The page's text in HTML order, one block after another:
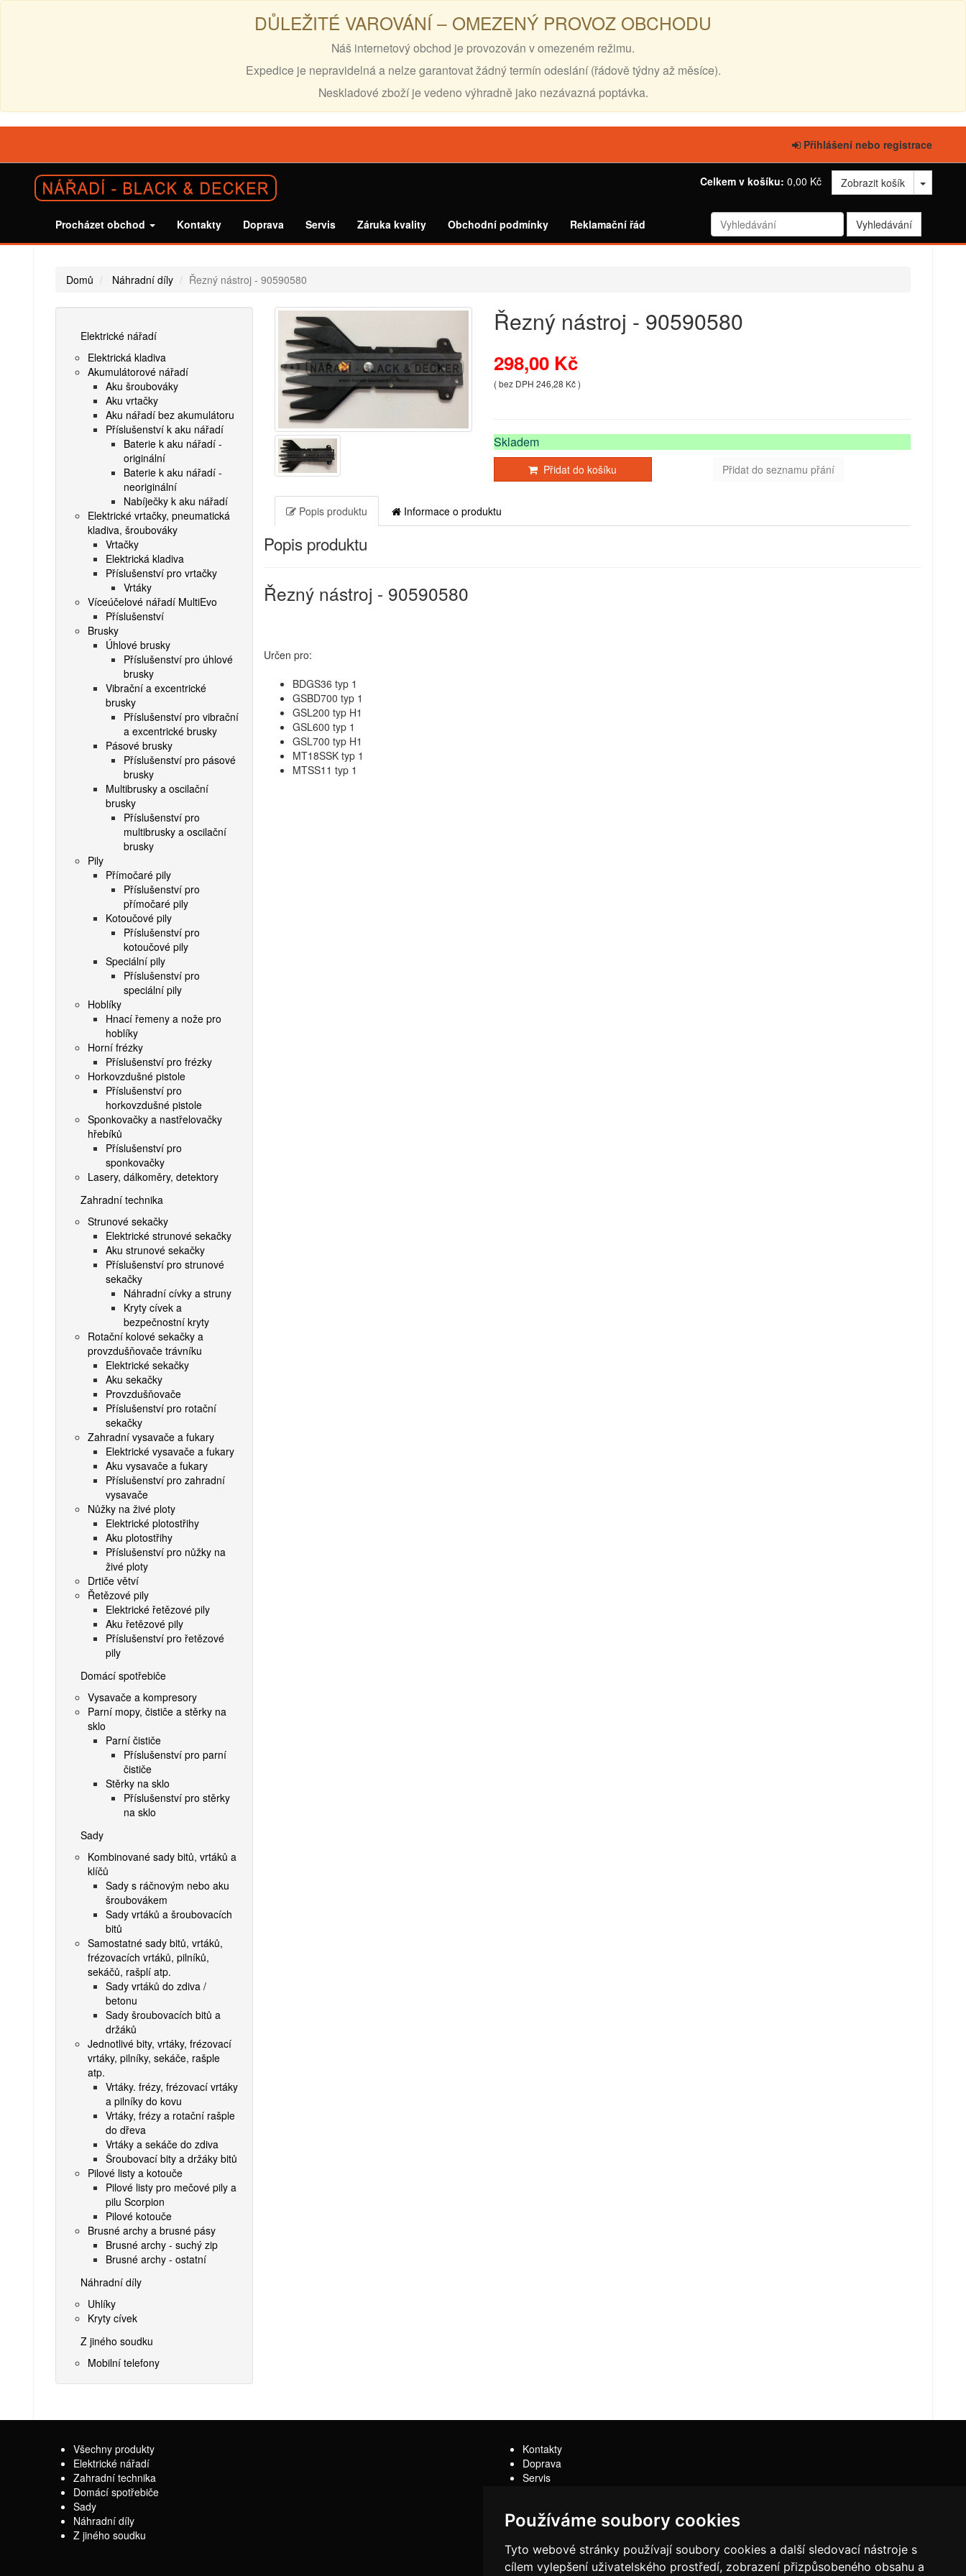
Používáme soubory cookies
Tyto webové stránky používají soubory cookies a další sledovací nástroje s
cílem vylepšení uživatelského prostředí, zobrazení přizpůsobeného obsahu a
DŮLEŽITÉ VAROVÁNÍ – OMEZENÝ PROVOZ OBCHODU
Náš internetový obchod je provozován v omezeném režimu.
Expedice je nepravidelná a nelze garantovat žádný termín odeslání (řádově týdny až měsíce).
Neskladové zboží je vedeno výhradně jako nezávazná poptávka.
Přihlášení nebo registrace
Celkem v košíku: 0,00 Kč Zobrazit košík
Procházet obchod Kontakty Doprava Servis Záruka kvality Obchodní podmínky Reklamační řád
Domů Náhradní díly Řezný nástroj - 90590580
Elektrické nářadí
Elektrická kladiva
Akumulátorové nářadí
Aku šroubováky
Aku vrtačky
Aku nářadí bez akumulátoru
Příslušenství k aku nářadí
Baterie k aku nářadí -
originální
Baterie k aku nářadí -
neoriginální
Nabíječky k aku nářadí
Elektrické vrtačky, pneumatická
kladiva, šroubováky
Vrtačky
Elektrická kladiva
Příslušenství pro vrtačky
Vrtáky
Víceúčelové nářadí MultiEvo
Příslušenství
Brusky
Úhlové brusky
Příslušenství pro úhlové
brusky
Vibrační a excentrické
brusky
Příslušenství pro vibrační
a excentrické brusky
Pásové brusky
Příslušenství pro pásové
brusky
Multibrusky a oscilační
brusky
Příslušenství pro
multibrusky a oscilační
brusky
Pily
Přímočaré pily
Příslušenství pro
přímočaré pily
Kotoučové pily
Příslušenství pro
kotoučové pily
Speciální pily
Příslušenství pro
speciální pily
Hoblíky
Hnací řemeny a nože pro
hoblíky
Horní frézky
Příslušenství pro frézky
Horkovzdušné pistole
Příslušenství pro
horkovzdušné pistole
Sponkovačky a nastřelovačky
hřebíků
Příslušenství pro
sponkovačky
Lasery, dálkoměry, detektory
Zahradní technika
Strunové sekačky
Elektrické strunové sekačky
Aku strunové sekačky
Příslušenství pro strunové
sekačky
Náhradní cívky a struny
Kryty cívek a
bezpečnostní kryty
Rotační kolové sekačky a
provzdušňovače trávníku
Elektrické sekačky
Aku sekačky
Provzdušňovače
Příslušenství pro rotační
sekačky
Zahradní vysavače a fukary
Elektrické vysavače a fukary
Aku vysavače a fukary
Příslušenství pro zahradní
vysavače
Nůžky na živé ploty
Elektrické plotostřihy
Aku plotostřihy
Příslušenství pro nůžky na
živé ploty
Drtiče větví
Řetězové pily
Elektrické řetězové pily
Aku řetězové pily
Příslušenství pro řetězové
pily
Domácí spotřebiče
Vysavače a kompresory
Parní mopy, čističe a stěrky na
sklo
Parní čističe
Příslušenství pro parní
čističe
Stěrky na sklo
Příslušenství pro stěrky
na sklo
Sady
Kombinované sady bitů, vrtáků a
klíčů
Sady s ráčnovým nebo aku
šroubovákem
Sady vrtáků a šroubovacích
bitů
Samostatné sady bitů, vrtáků,
frézovacích vrtáků, pilníků,
sekáčů, rašplí atp.
Sady vrtáků do zdiva /
betonu
Sady šroubovacích bitů a
držáků
Jednotlivé bity, vrtáky, frézovací
vrtáky, pilníky, sekáče, rašple
atp.
Vrtáky. frézy, frézovací vrtáky
a pilníky do kovu
Vrtáky, frézy a rotační rašple
do dřeva
Vrtáky a sekáče do zdiva
Šroubovací bity a držáky bitů
Pilové listy a kotouče
Pilové listy pro mečové pily a
pilu Scorpion
Pilové kotouče
Brusné archy a brusné pásy
Brusné archy - suchý zip
Brusné archy - ostatní
Náhradní díly
Uhlíky
Kryty cívek
Z jiného soudku
Mobilní telefony
Řezný nástroj - 90590580
298,00 Kč
( bez DPH 246,28 Kč )
Skladem
Přidat do košíku Přidat do seznamu přání
Popis produktu Informace o produktu
Popis produktu
Řezný nástroj - 90590580
Určen pro:
BDGS36 typ 1
GSBD700 typ 1
GSL200 typ H1
GSL600 typ 1
GSL700 typ H1
MT18SSK typ 1
MTSS11 typ 1
Všechny produkty
Elektrické nářadí
Zahradní technika
Domácí spotřebiče
Sady
Náhradní díly
Z jiného soudku
Kontakty
Doprava
Servis